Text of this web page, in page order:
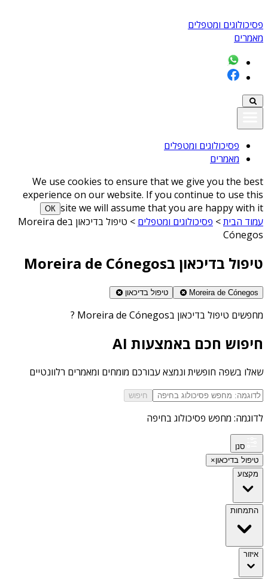
פסיכולוגים ומטפלים
מאמרים
פסיכולוגים ומטפלים
מאמרים
We use cookies to ensure that we give you the best
experience on our website. If you continue to use this
site we will assume that you are happy with it
ОК
עמוד הבית> פסיכולוגים ומטפלים >
טיפול בדיכאון בMoreira de
Cónegos
טיפול בדיכאון בMoreira de Cónegos
Moreira de Cónegos טיפול בדיכאון
מחפשים טיפול בדיכאון בMoreira de Cónegos ?
חיפוש חכם באמצעות AI
שאלו בשפה חופשית ונמצא עבורכם מומחים ומאמרים רלוונטיים
חיפוש
לדוגמה: מחפש פסיכולוג בחיפה
סנן
טיפול בדיכאון×
מקצוע
התמחות
איזור